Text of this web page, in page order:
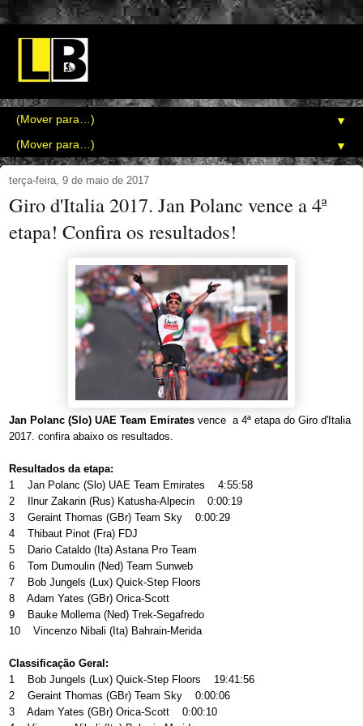
▼
▼
terça-feira, 9 de maio de 2017
Giro d'Italia 2017. Jan Polanc vence a 4ª
etapa! Confira os resultados!
Jan Polanc (Slo) UAE Team Emirates vence a 4ª etapa do Giro d'Italia
2017. confira abaixo os resultados.
Resultados da etapa:
1 Jan Polanc (Slo) UAE Team Emirates 4:55:58
2 Ilnur Zakarin (Rus) Katusha-Alpecin 0:00:19
3 Geraint Thomas (GBr) Team Sky 0:00:29
4 Thibaut Pinot (Fra) FDJ
5 Dario Cataldo (Ita) Astana Pro Team
6 Tom Dumoulin (Ned) Team Sunweb
7 Bob Jungels (Lux) Quick-Step Floors
8 Adam Yates (GBr) Orica-Scott
9 Bauke Mollema (Ned) Trek-Segafredo
10 Vincenzo Nibali (Ita) Bahrain-Merida
Classificação Geral:
1 Bob Jungels (Lux) Quick-Step Floors 19:41:56
2 Geraint Thomas (GBr) Team Sky 0:00:06
3 Adam Yates (GBr) Orica-Scott 0:00:10